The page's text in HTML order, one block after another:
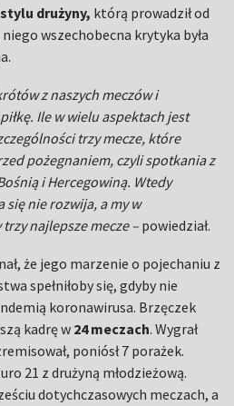
drużyny, którą prowadził od
niego wszechobecna krytyka była
z naszych meczów i
Ile w wielu aspektach jest
trzy mecze, które
pożegnaniem, czyli spotkania z
i Hercegowiną. Wtedy
nie rozwija, a my w
najlepsze mecze – powiedział.
że jego marzenie o pojechaniu z
spełniłoby się, gdyby nie
koronawirusa. Brzęczek
kadrę w 24 meczach. Wygrał
poniósł 7 porażek.
21 z drużyną młodzieżową.
dotychczasowych meczach, a